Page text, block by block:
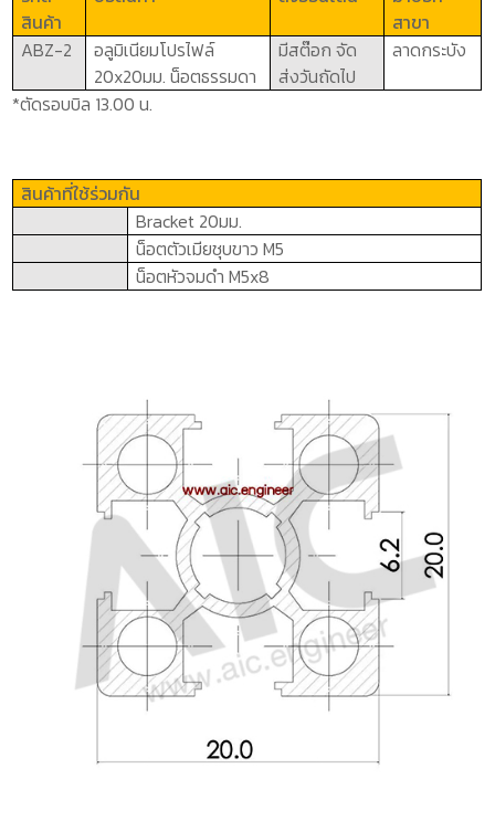
สินค้า
สาขา
ABZ-2
อลูมิเนียมโปรไฟล์
20x20มม. น็อตธรรมดา
มีสต๊อก จัด
ส่งวันถัดไป
ลาดกระบัง
*ตัดรอบบิล 13.00 น.
สินค้าที่ใช้ร่วมกัน
Bracket 20มม.
น็อตตัวเมียชุบขาวM5
น็อตหัวจมดำM5x8